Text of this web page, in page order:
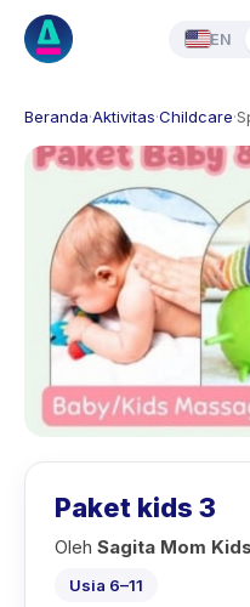
EN
Beranda·Aktivitas·Childcare·
Paket kids 3
Oleh Sagita Mom
Usia 6–11